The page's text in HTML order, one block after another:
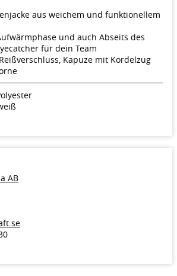
aus weichem und funktionellem
und auch Abseits des
für dein Team
Kapuze mit Kordelzug
AB